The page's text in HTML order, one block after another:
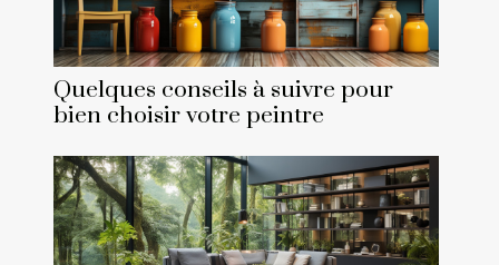
Quelques conseils à suivre pour
bien choisir votre peintre